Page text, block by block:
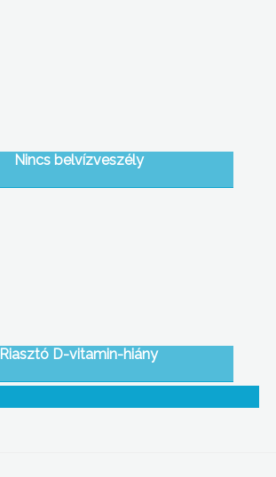
Nincs belvízveszély
Riasztó D-vitamin-hiány